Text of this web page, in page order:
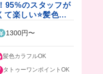
95%のスタッフが
楽しい⭐️髪色自
1300円〜
髪色カラフルOK
タトゥーワンポイントOK